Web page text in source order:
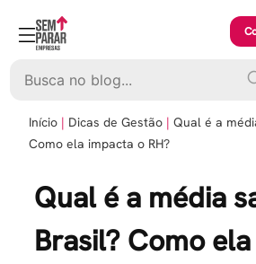
content
Início Dicas de Gestão
Qual é a
Como ela impacta o RH?
Qual é a média
Brasil? Como